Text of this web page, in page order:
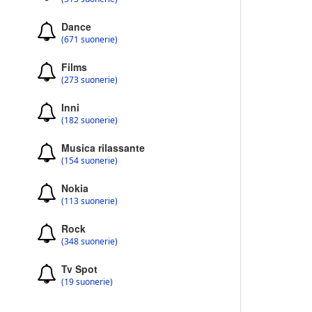
Dance
(671 suonerie)
Films
(273 suonerie)
Inni
(182 suonerie)
Musica rilassante
(154 suonerie)
Nokia
(113 suonerie)
Rock
(348 suonerie)
Tv Spot
(19 suonerie)